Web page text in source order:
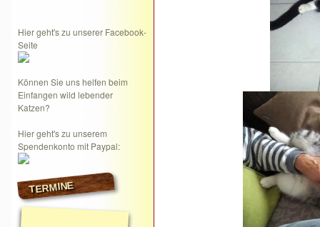
Hier geht's zu unserer Facebook-
Seite
Können Sie uns helfen beim
Einfangen wild lebender
Katzen?
Hier geht's zu unserem
Spendenkonto mit Paypal:
TERMINE